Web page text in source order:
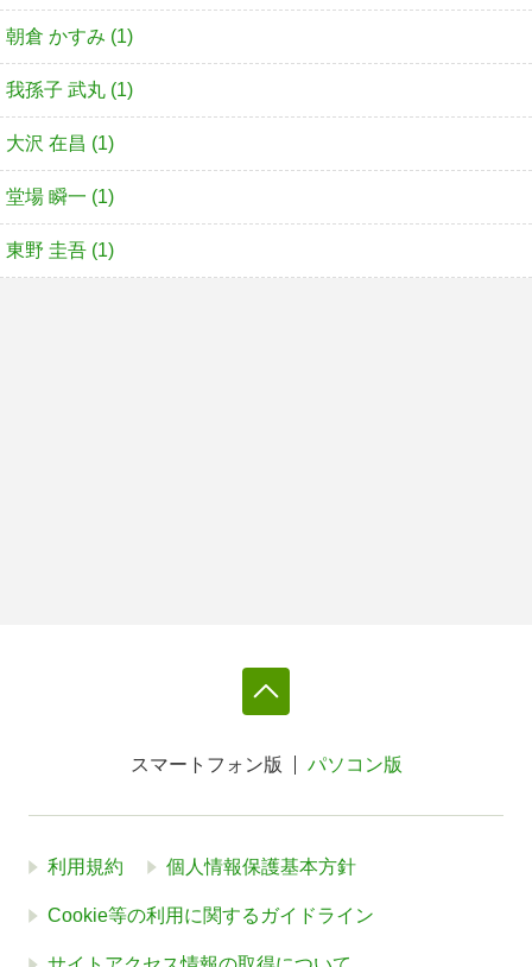
朝倉 かすみ (1)
我孫子 武丸 (1)
大沢 在昌 (1)
堂場 瞬一 (1)
東野 圭吾 (1)
スマートフォン版 パソコン版
利用規約 個人情報保護基本方針
Cookie等の利用に関するガイドライン